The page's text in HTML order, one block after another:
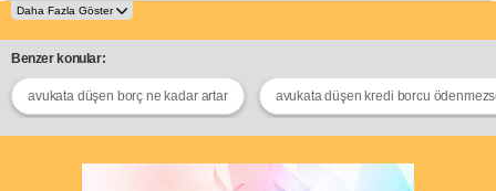
Benzer konular:
avukata düşen borç ne kadar artar avukata düşen kredi borcu